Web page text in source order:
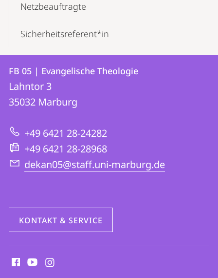
Netzbeauftragte
Sicherheitsreferent*in
Kontakt
und
Informationen
zur
Website
Kontaktinformationen
FB
05
|
Evangelische
Theologie
FB 05 | Evangelische Theologie
Lahntor 3
35032 Marburg
+49 6421 28-24282
+49 6421 28-28968
dekan05@staff.uni-marburg.de
KONTAKT & SERVICE
Media